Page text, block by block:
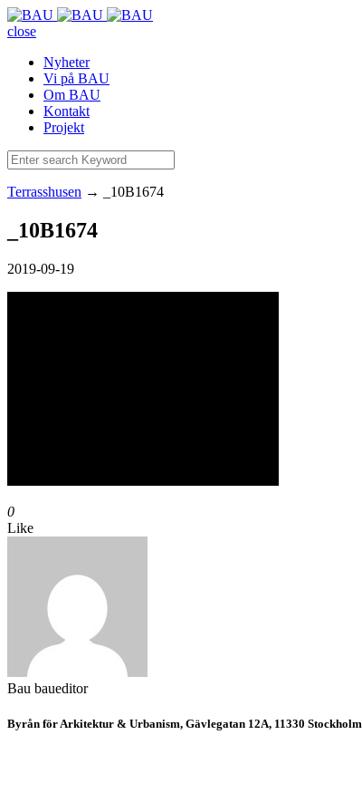
close
Nyheter
Vi på BAU
Om BAU
Kontakt
Projekt
Terrasshusen → _10B1674
_10B1674
2019-09-19
0
Like
Bau baueditor
Byrån för Arkitektur & Urbanism, Gävlegatan 12A, 11330 Stockholm